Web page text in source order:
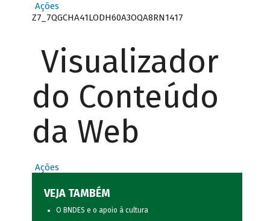
Ações
Z7_7QGCHA41LODH60A3OQA8RN1417
Visualizador
do Conteúdo
da Web
Ações
VEJA TAMBÉM
O BNDES e o apoio à cultura